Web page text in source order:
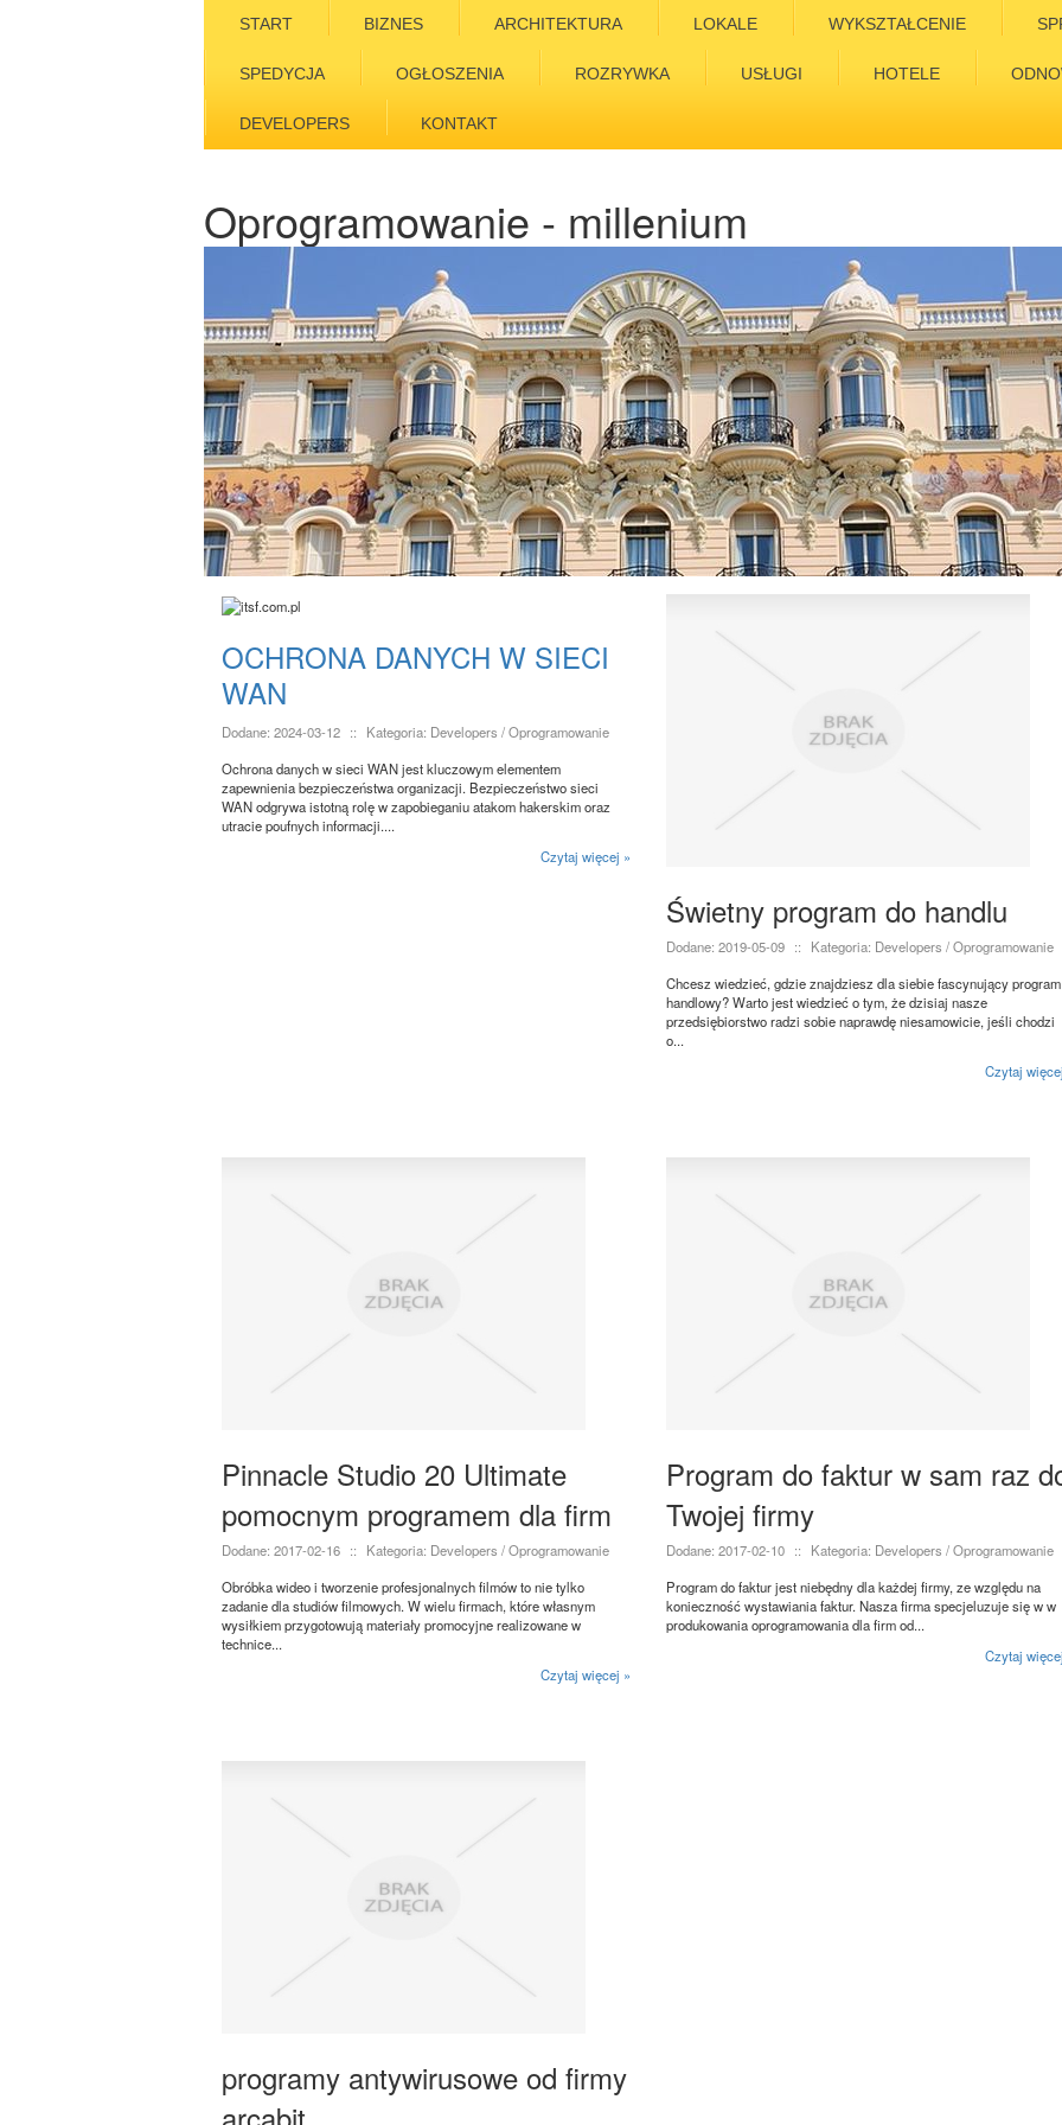
START BIZNES ARCHITEKTURA LOKALE WYKSZTAŁCENIE
SPEDYCJA OGŁOSZENIA ROZRYWKA USŁUGI HOTELE
DEVELOPERS KONTAKT
Oprogramowanie - millenium
OCHRONA DANYCH W SIECI
WAN
Dodane: 2024-03-12 ::
Kategoria: Developers / Oprogramowanie
Ochrona danych w sieci WAN jest kluczowym elementem
zapewnienia bezpieczeństwa organizacji. Bezpieczeństwo sieci
WAN odgrywa istotną rolę w zapobieganiu atakom hakerskim oraz
utracie poufnych informacji....
Czytaj więcej »
Świetny program do handlu
Dodane: 2019-05-09 ::
Kategoria: Developers / Oprogramowanie
Chcesz wiedzieć, gdzie znajdziesz dla siebie fascynujący program
handlowy? Warto jest wiedzieć o tym, że dzisiaj nasze
przedsiębiorstwo radzi sobie naprawdę niesamowicie, jeśli chodzi
o...
Czytaj
Pinnacle Studio 20 Ultimate
pomocnym programem dla firm
Dodane: 2017-02-16 ::
Kategoria: Developers / Oprogramowanie
Obróbka wideo i tworzenie profesjonalnych filmów to nie tylko
zadanie dla studiów filmowych. W wielu firmach, które własnym
wysiłkiem przygotowują materiały promocyjne realizowane w
technice...
Czytaj więcej »
Program do faktur w sam raz
Twojej firmy
Dodane: 2017-02-10 ::
Kategoria: Developers / Oprogramowanie
Program do faktur jest niebędny dla każdej firmy, ze względu na
konieczność wystawiania faktur. Nasza firma specjeluzuje się w w
produkowania oprogramowania dla firm od...
Czytaj
programy antywirusowe od firmy